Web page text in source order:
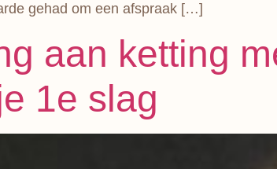
gehad om een afspraak […]
aan ketting
1e slag